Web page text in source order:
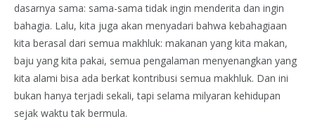
dasarnya sama: sama-sama tidak ingin menderita dan ingin
bahagia. Lalu, kita juga akan menyadari bahwa kebahagiaan
kita berasal dari semua makhluk: makanan yang kita makan,
baju yang kita pakai, semua pengalaman menyenangkan yang
kita alami bisa ada berkat kontribusi semua makhluk. Dan ini
bukan hanya terjadi sekali, tapi selama milyaran kehidupan
sejak waktu tak bermula.